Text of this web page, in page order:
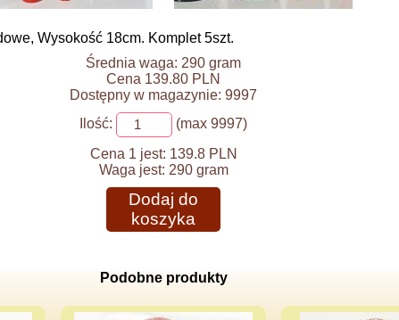
Wysokość 18cm. Komplet 5szt.
Średnia waga: 290 gram
Cena 139.80 PLN
Dostępny w magazynie: 9997
Ilość:
(max 9997)
Cena 1 jest: 139.8 PLN
Waga jest: 290 gram
Dodaj do
koszyka
Podobne produkty